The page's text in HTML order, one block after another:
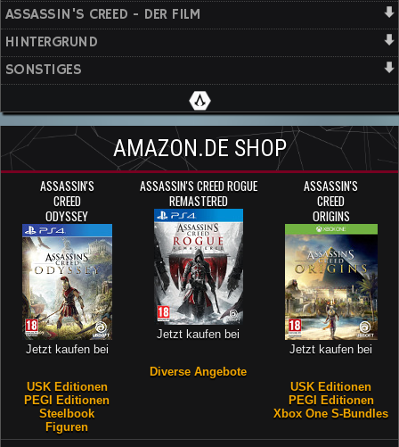
ASSASSIN'S CREED - DER FILM
HINTERGRUND
SONSTIGES
AMAZON.DE SHOP
ASSASSIN'S
CREED
ODYSSEY
Jetzt kaufen bei
USK Editionen
PEGI Editionen
Steelbook
Figuren
ASSASSIN'S CREED ROGUE
REMASTERED
Jetzt kaufen bei
Diverse Angebote
ASSASSIN'S
CREED
ORIGINS
Jetzt kaufen bei
USK Editionen
PEGI Editionen
Xbox One S-Bundles